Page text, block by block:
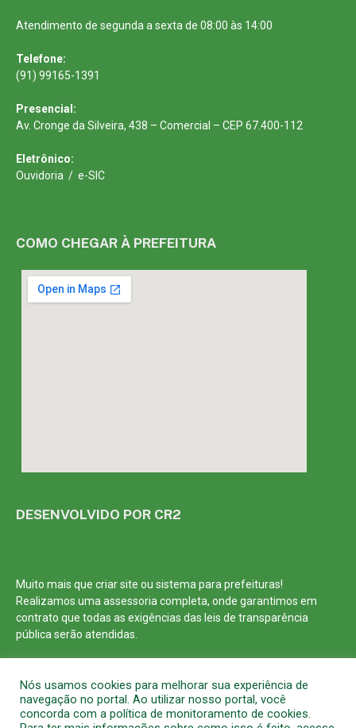
Atendimento de segunda a sexta de 08:00 às 14:00
Telefone:
(91) 99165-1391
Presencial:
Av. Cronge da Silveira, 438 – Comercial – CEP 67.400-112
Eletrônico:
Ouvidoria / e-SIC
COMO CHEGAR À PREFEITURA
DESENVOLVIDO POR CR2
Muito mais que criar site ou sistema para prefeituras!
Realizamos umaassessoriacompleta, onde garantimos em
contrato que todas as exigências das leis de transparência
públicaserão atendidas.
Nós usamos cookies para melhorar sua experiência de
navegação no portal. Ao utilizar nosso portal, você
concorda com a política de monitoramento de cookies.